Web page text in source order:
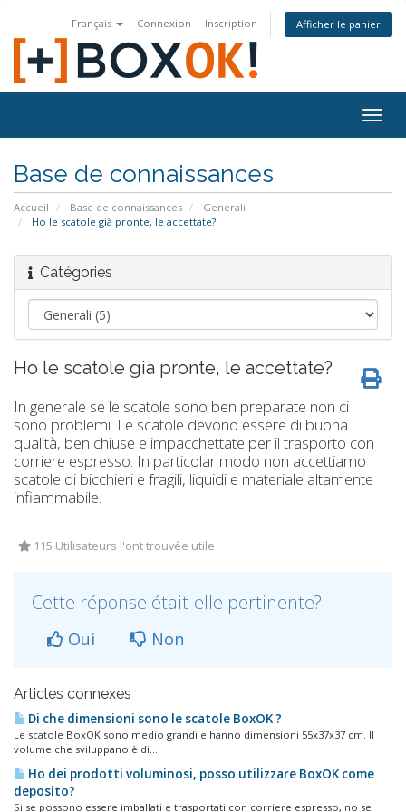
Français Connexion Inscription Afficher le panier
Base de connaissances
Accueil Base de connaissances
Generali
Ho le scatole già pronte, le accettate?
Catégories
Ho le scatole già pronte, le accettate?
In generale se le scatole sono ben preparate non ci
sono problemi. Le scatole devono essere di buona
qualità, ben chiuse e impacchettate per il trasporto con
corriere espresso. In particolar modo non accettiamo
scatole di bicchieri e fragili, liquidi e materiale altamente
infiammabile.
115 Utilisateurs l'ont trouvée utile
Cette réponse était-elle pertinente?
Oui Non
Articles connexes
Di che dimensioni sono le scatole BoxOK ?
Le scatole BoxOK sono medio grandi e hanno dimensioni 55x37x37 cm. Il
volume che sviluppano è di...
Ho dei prodotti voluminosi, posso utilizzare BoxOK come
deposito?
Si se possono essere imballati e trasportati con corriere espresso, no se